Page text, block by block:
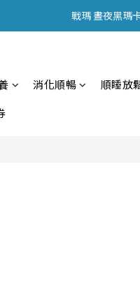
戰瑪 晝夜黑瑪
戰瑪 晝夜黑瑪
頂規認證 95%
消化順暢 順睡放